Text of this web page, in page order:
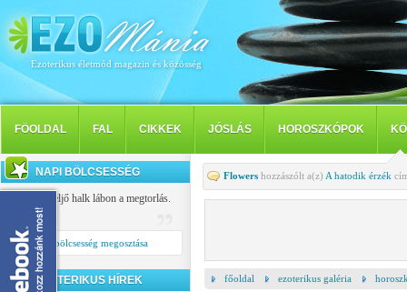
Ezoterikus életmód magazin és közösség
FÖOLDAL FAL CIKKEK JÓSLÁS HOROSZKÓPOK
NAPI BÖLCSESSÉG
Késve, de eljő halk lábon a megtorlás.
Tibullus
Napi bölcsesség megosztása
EZOTERIKUS HÍREK
Flowers hozzászólt a(z) A hatodik érzék
főoldal ezoterikus galéria